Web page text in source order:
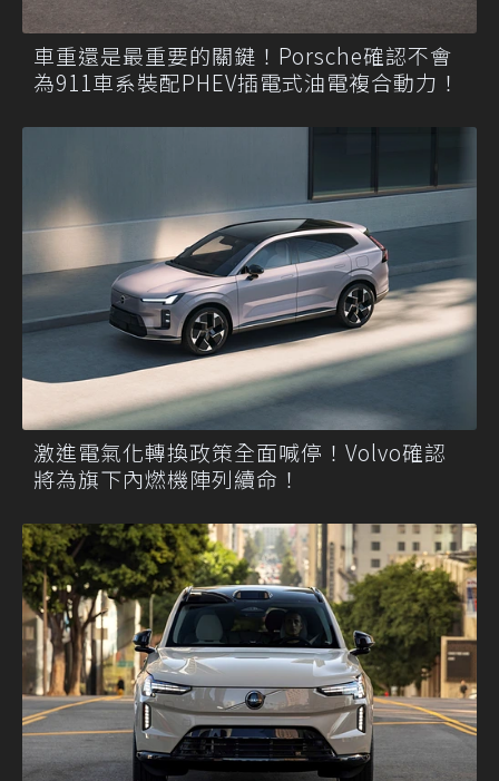
車重還是最重要的關鍵！Porsche確認不會
為911車系裝配PHEV插電式油電複合動力！
激進電氣化轉換政策全面喊停！Volvo確認
將為旗下內燃機陣列續命！